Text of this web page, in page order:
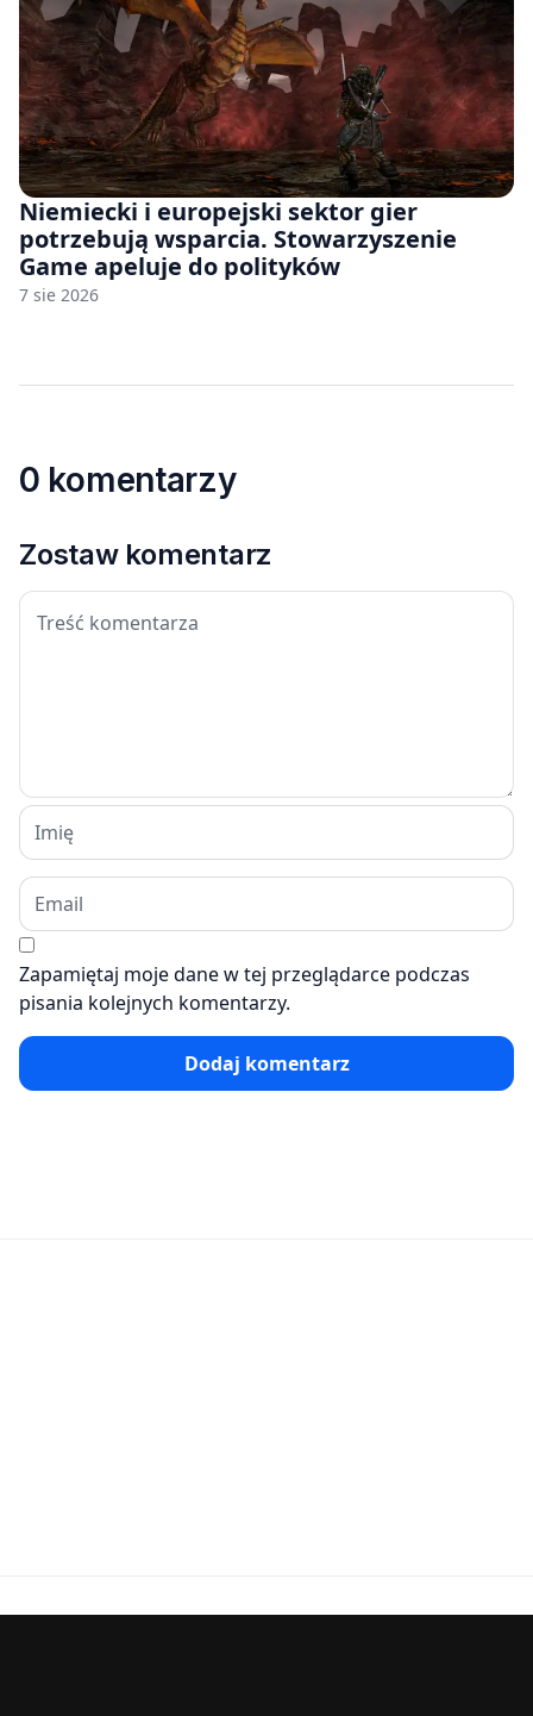
Niemiecki i europejski sektor gier
potrzebują wsparcia. Stowarzyszenie
Game apeluje do polityków
7 sie 2026
0 komentarzy
Zostaw komentarz
Zapamiętaj moje dane w tej przeglądarce podczas
pisania kolejnych komentarzy.
Dodaj komentarz